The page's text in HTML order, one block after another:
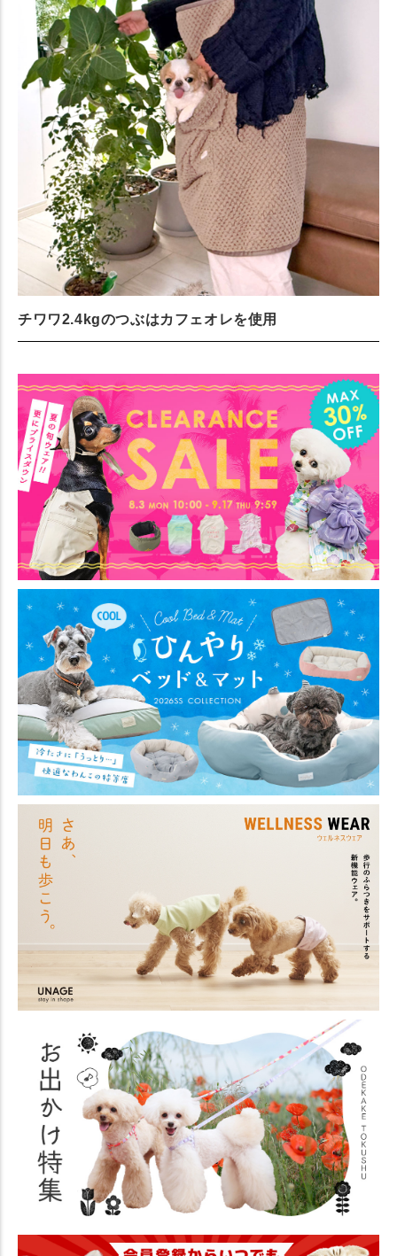
チワワ2.4kgのつぶはカフェオレを使用